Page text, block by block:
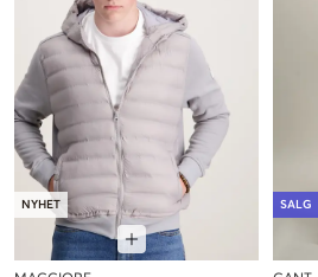
NYHET SALG